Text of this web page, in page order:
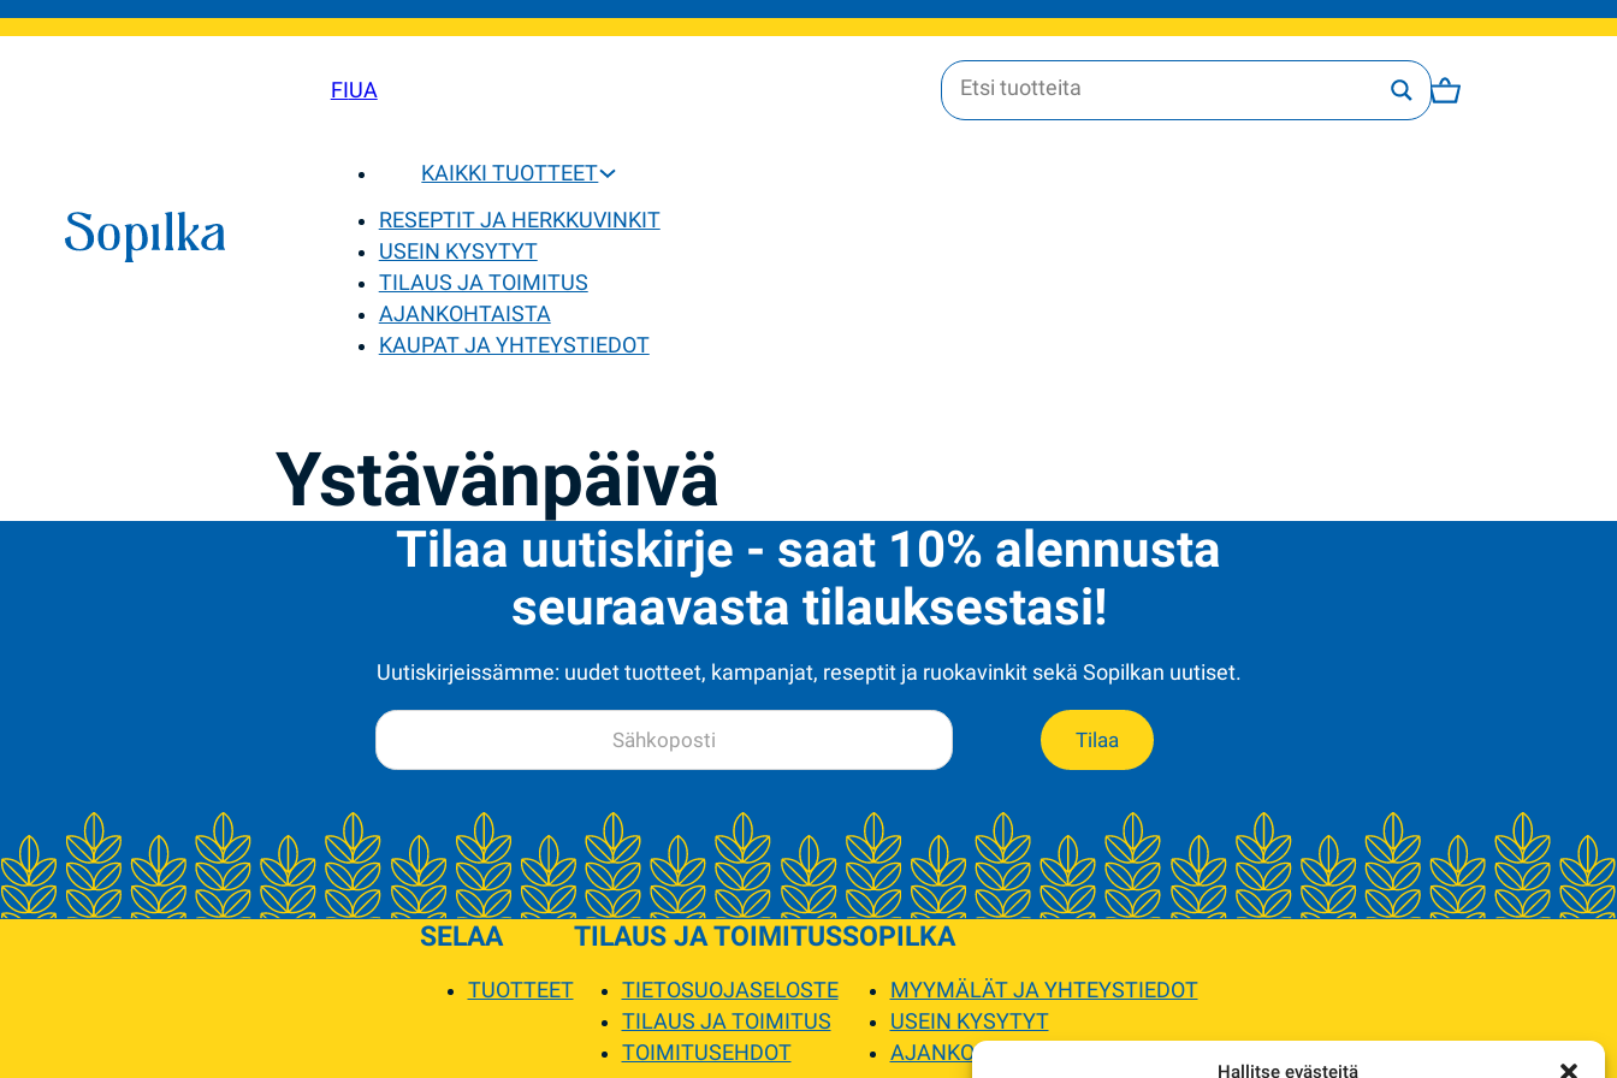
Hallitse evästeitä
FIUA
KAIKKI TUOTTEET
RESEPTIT JA HERKKUVINKIT
USEIN KYSYTYT
TILAUS JA TOIMITUS
AJANKOHTAISTA
KAUPAT JA YHTEYSTIEDOT
Ystävänpäivä
Tilaa uutiskirje - saat 10% alennusta
seuraavasta tilauksestasi!
Uutiskirjeissämme: uudet tuotteet, kampanjat, reseptit ja ruokavinkit sekä Sopilkan uutiset.
Tilaa
SELAA
TUOTTEET
TILAUS JA TOIMITUS
TIETOSUOJASELOSTE
TILAUS JA TOIMITUS
TOIMITUSEHDOT
SOPILKA
MYYMÄLÄT JA YHTEYSTIEDOT
USEIN KYSYTYT
AJANKOHTAISTA